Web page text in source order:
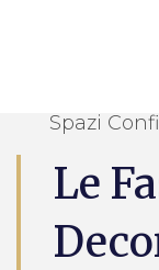
Spazi
Le